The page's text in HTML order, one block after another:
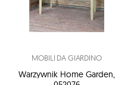
MOBILI DA GIARDINO
Warzywnik Home Garden,